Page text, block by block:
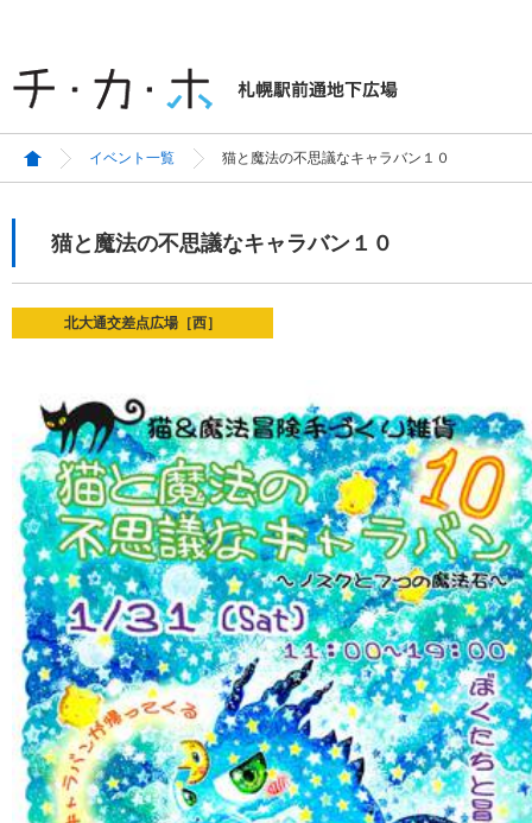
イベント一覧 猫と魔法の不思議なキャラバン１０
猫と魔法の不思議なキャラバン１０
北大通交差点広場［西］